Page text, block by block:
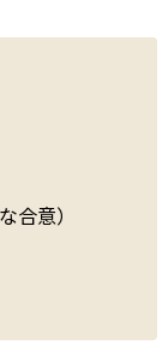
合意）